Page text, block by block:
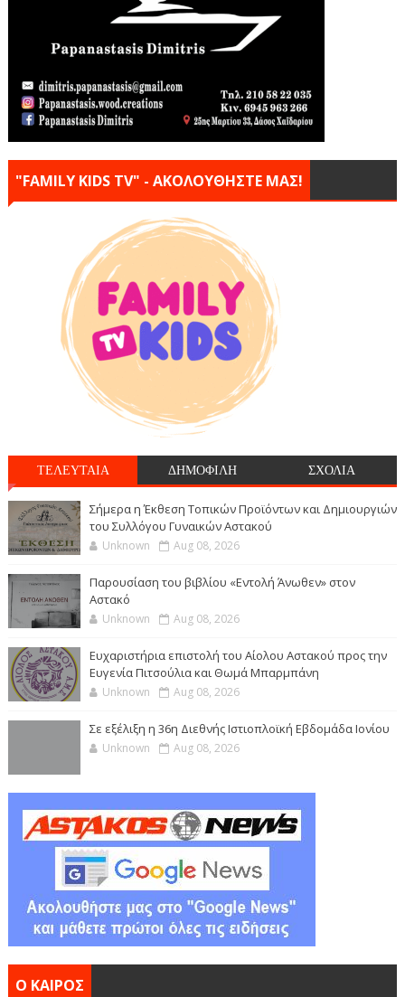
"FAMILY KIDS TV" - ΑΚΟΛΟΥΘΗΣΤΕ ΜΑΣ!
ΤΕΛΕΥΤΑΙΑ ΔΗΜΟΦΙΛΗ ΣΧΟΛΙΑ
Σήμερα η Έκθεση Τοπικών Προϊόντων και Δημιουργιών
του Συλλόγου Γυναικών Αστακού
Unknown Aug 08, 2026
Παρουσίαση του βιβλίου «Εντολή Άνωθεν» στον
Αστακό
Unknown Aug 08, 2026
Ευχαριστήρια επιστολή του Αίολου Αστακού προς την
Ευγενία Πιτσούλια και Θωμά Μπαρμπάνη
Unknown Aug 08, 2026
Σε εξέλιξη η 36η Διεθνής Ιστιοπλοϊκή Εβδομάδα Ιονίου
Unknown Aug 08, 2026
Ο ΚΑΙΡΟΣ